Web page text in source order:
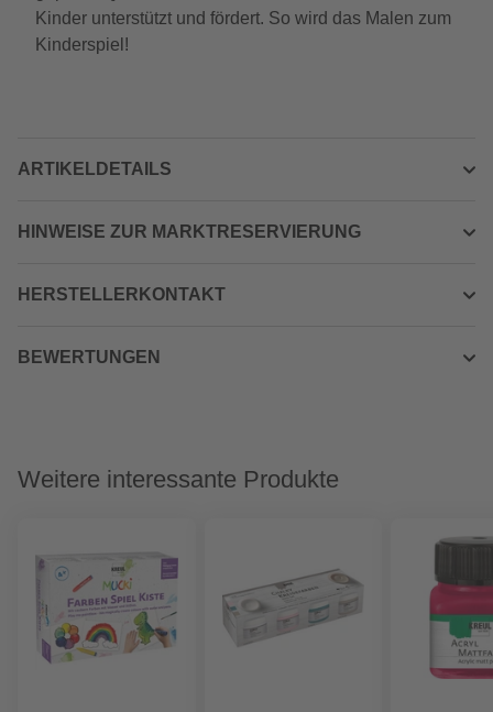
Kinder unterstützt und fördert. So wird das Malen zum
Kinderspiel!
ARTIKELDETAILS
HINWEISE ZUR MARKTRESERVIERUNG
HERSTELLERKONTAKT
BEWERTUNGEN
Weitere interessante Produkte